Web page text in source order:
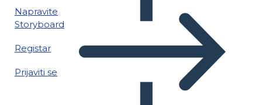
Napravite
Storyboard
Registar
Prijaviti se